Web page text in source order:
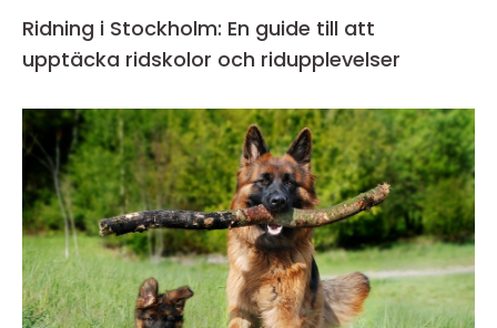
Ridning i Stockholm: En guide till att
upptäcka ridskolor och ridupplevelser